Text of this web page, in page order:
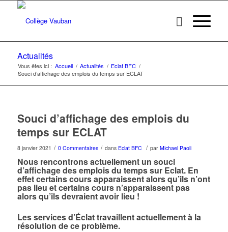
Actualités
Vous êtes ici : Accueil / Actualités / Eclat BFC /
Souci d’affichage des emplois du temps sur ECLAT
Souci d’affichage des emplois du
temps sur ECLAT
8 janvier 2021 / 0 Commentaires / dans Eclat BFC / par Michael Paoli
Nous rencontrons actuellement un souci
d’affichage des emplois du temps sur Eclat. En
effet certains cours apparaissent alors qu’ils n’ont
pas lieu et certains cours n’apparaissent pas
alors qu’ils devraient avoir lieu !
Les services d’Éclat travaillent actuellement à la
résolution de ce problème.